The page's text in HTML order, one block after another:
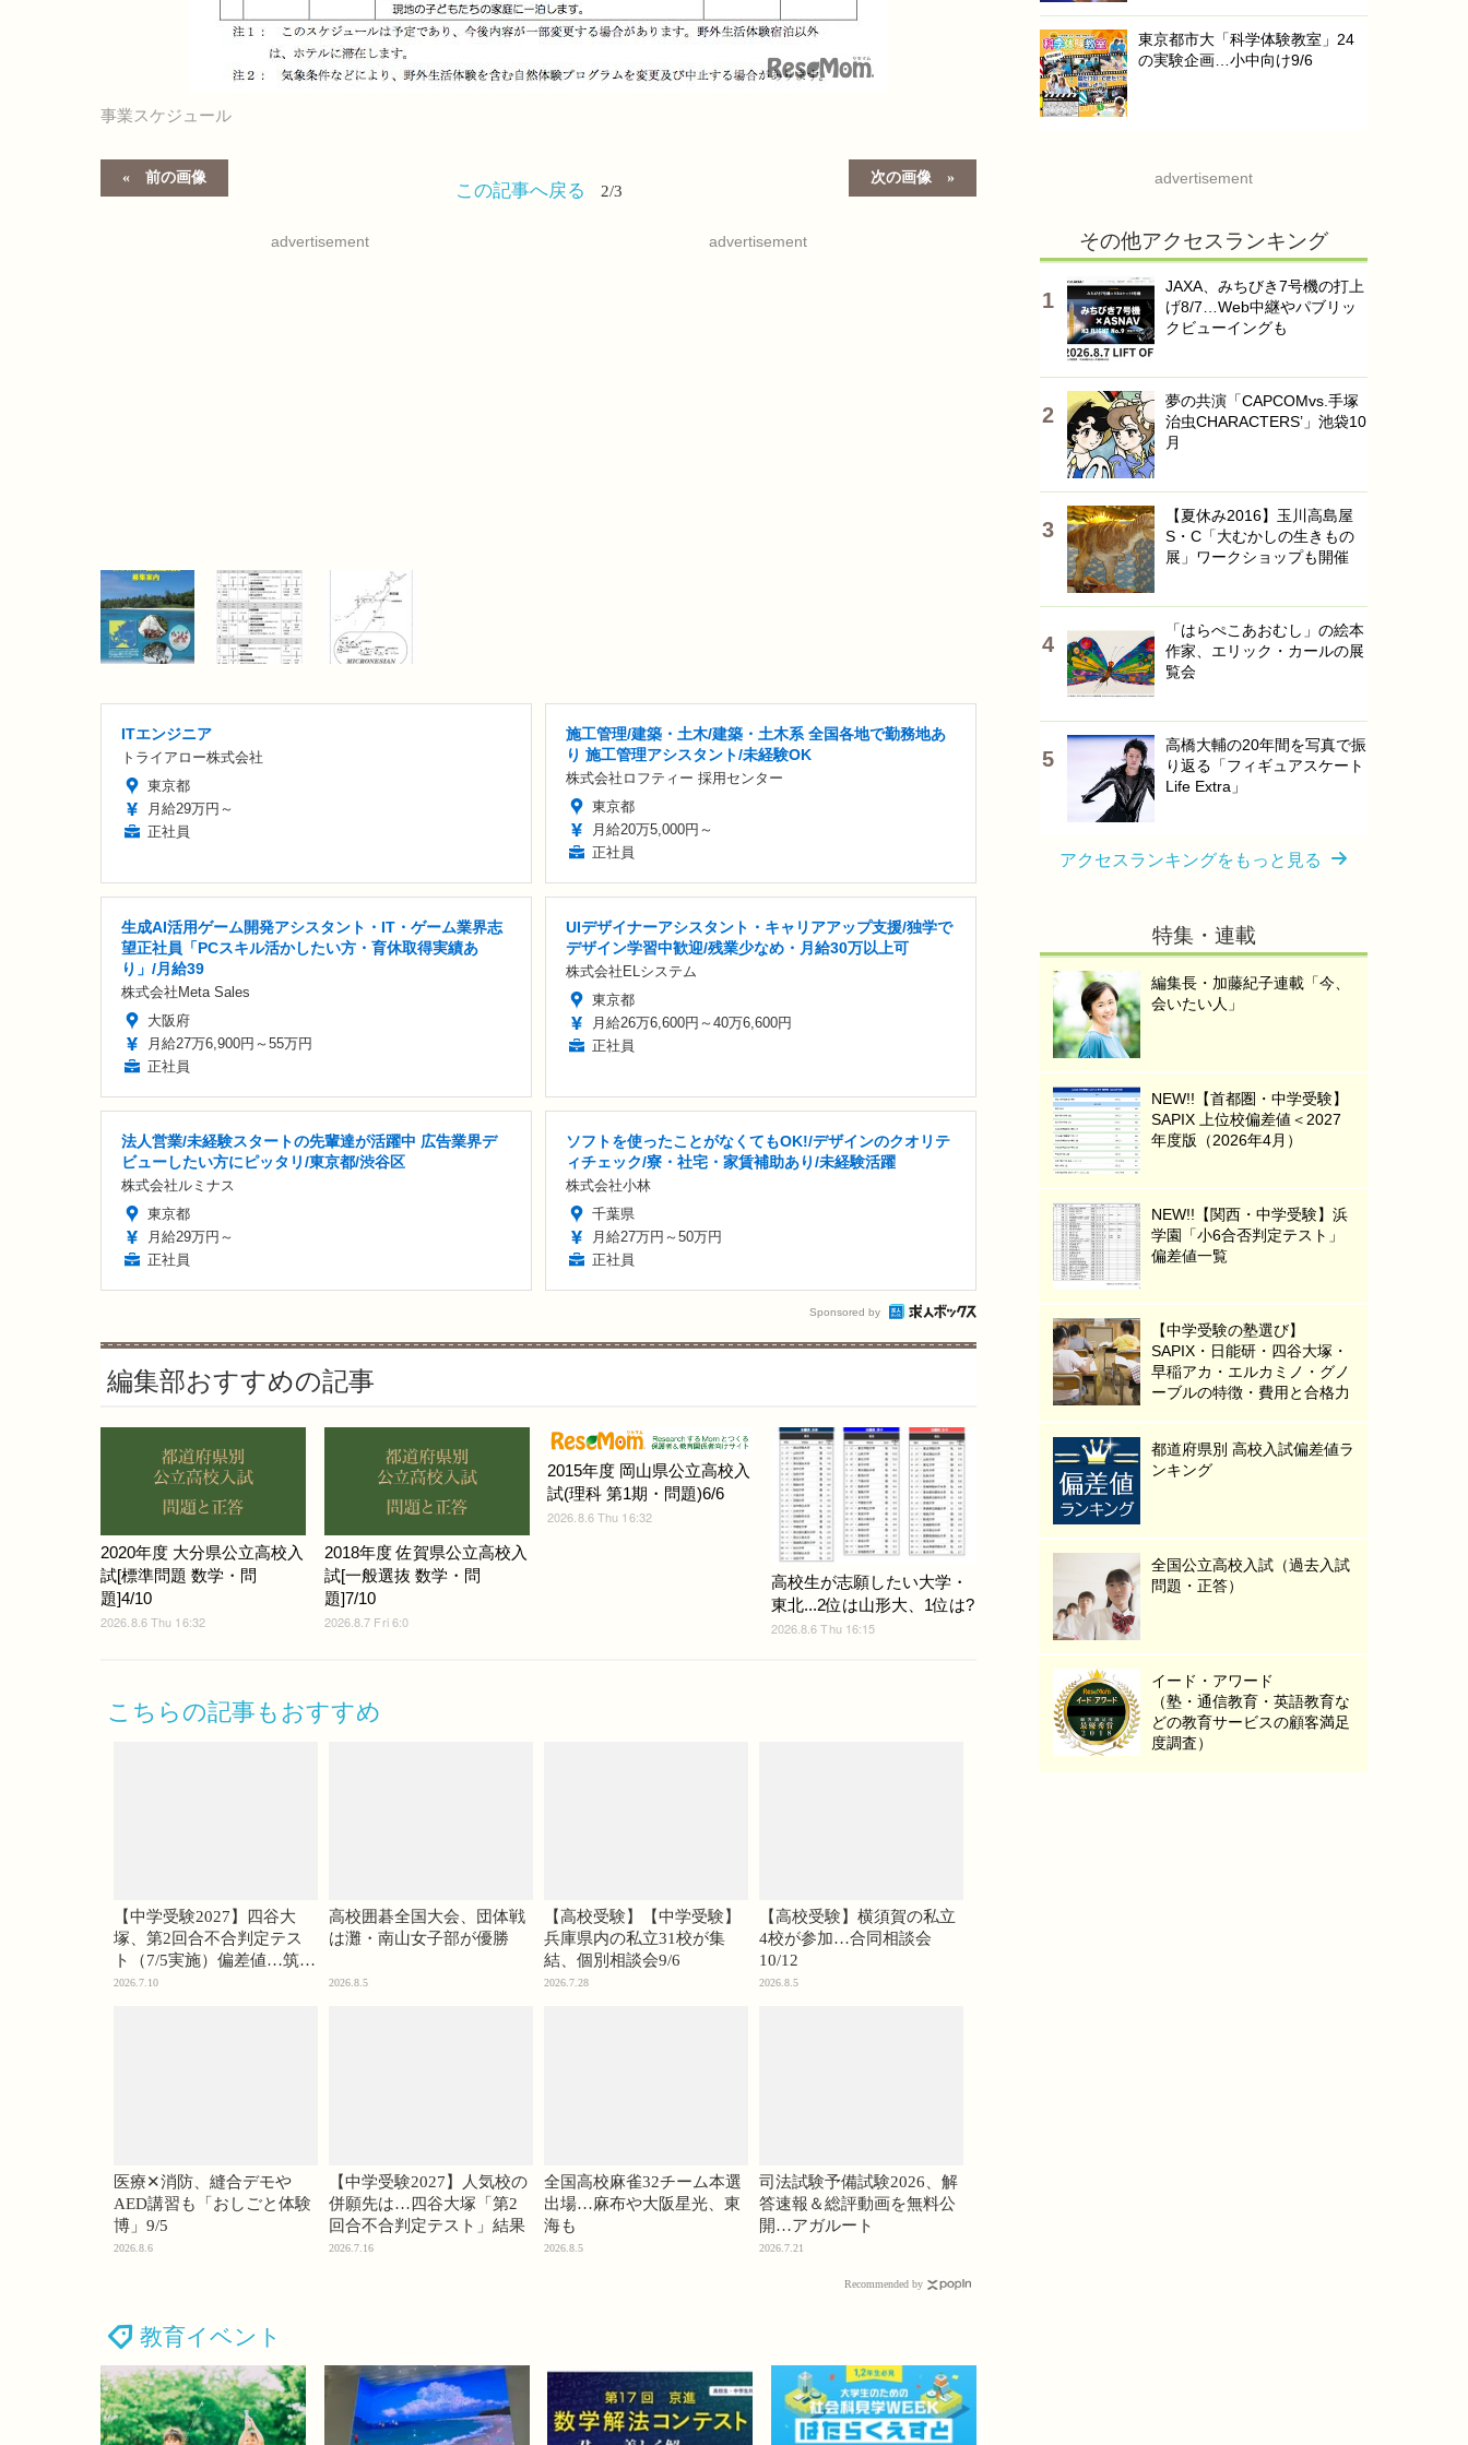
事業スケジュール
前の画像 次の画像
この記事へ戻る 2/3
advertisement advertisement
ITエンジニア
トライアロー株式会社
東京都
月給29万円～
正社員
施工管理/建築・土木/建築・土木系 全国各地で勤務地あ
り 施工管理アシスタント/未経験OK
株式会社ロフティー 採用センター
東京都
月給20万5,000円～
正社員
生成AI活用ゲーム開発アシスタント・IT・ゲーム業界志
望正社員「PCスキル活かしたい方・育休取得実績あ
り」/月給39
株式会社Meta Sales
大阪府
月給27万6,900円～55万円
正社員
UIデザイナーアシスタント・キャリアアップ支援/独学で
デザイン学習中歓迎/残業少なめ・月給30万以上可
株式会社ELシステム
東京都
月給26万6,600円～40万6,600円
正社員
法人営業/未経験スタートの先輩達が活躍中 広告業界デ
ビューしたい方にピッタリ/東京都/渋谷区
株式会社ルミナス
東京都
月給29万円～
正社員
ソフトを使ったことがなくてもOK!/デザインのクオリテ
ィチェック/寮・社宅・家賃補助あり/未経験活躍
株式会社小林
千葉県
月給27万円～50万円
正社員
Sponsored by
編集部おすすめの記事
2020年度 大分県公立高校入
試[標準問題 数学・問
題]4/10
2026.8.6 Thu 16:32
2018年度 佐賀県公立高校入
試[一般選抜 数学・問
題]7/10
2026.8.7 Fri 6:0
2015年度 岡山県公立高校入
試(理科 第1期・問題)6/6
2026.8.6 Thu 16:32
高校生が志願したい大学・
東北...2位は山形大、1位は?
2026.8.6 Thu 16:15
こちらの記事もおすすめ
【中学受験2027】四谷大
塚、第2回合不合判定テス
ト（7/5実施）偏差値…筑駒
74・桜蔭70＜PR＞
2026.7.10
高校囲碁全国大会、団体戦
は灘・南山女子部が優勝
2026.8.5
【高校受験】【中学受験】
兵庫県内の私立31校が集
結、個別相談会9/6
2026.7.28
【高校受験】横須賀の私立
4校が参加…合同相談会
10/12
2026.8.5
医療✕消防、縫合デモや
AED講習も「おしごと体験
博」9/5
2026.8.6
【中学受験2027】人気校の
併願先は…四谷大塚「第2
回合不合判定テスト」結果
2026.7.16
全国高校麻雀32チーム本選
出場…麻布や大阪星光、東
海も
2026.8.5
司法試験予備試験2026、解
答速報＆総評動画を無料公
開…アガルート
2026.7.21
Recommended by
教育イベント
東京都市大「科学体験教室」24
の実験企画…小中向け9/6
advertisement
その他アクセスランキング
JAXA、みちびき7号機の打上
げ8/7…Web中継やパブリッ
クビューイングも
夢の共演「CAPCOMvs.手塚
治虫CHARACTERS’」池袋10
月
【夏休み2016】玉川高島屋
S・C「大むかしの生きもの
展」ワークショップも開催
「はらぺこあおむし」の絵本
作家、エリック・カールの展
覧会
高橋大輔の20年間を写真で振
り返る「フィギュアスケート
Life Extra」
アクセスランキングをもっと見る
特集・連載
編集長・加藤紀子連載「今、
会いたい人」
NEW!!【首都圏・中学受験】
SAPIX 上位校偏差値＜2027
年度版（2026年4月）
NEW!!【関西・中学受験】浜
学園「小6合否判定テスト」
偏差値一覧
【中学受験の塾選び】
SAPIX・日能研・四谷大塚・
早稲アカ・エルカミノ・グノ
ーブルの特徴・費用と合格力
都道府県別 高校入試偏差値ラ
ンキング
全国公立高校入試（過去入試
問題・正答）
イード・アワード
（塾・通信教育・英語教育な
どの教育サービスの顧客満足
度調査）